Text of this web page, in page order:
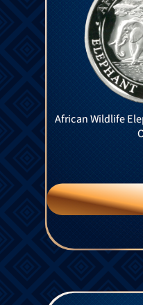
African Wildlife